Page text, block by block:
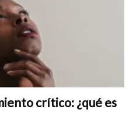
crítico: ¿qué es